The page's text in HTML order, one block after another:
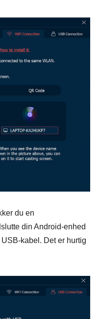
du en
din Android-enhed
kabel. Det er hurtig